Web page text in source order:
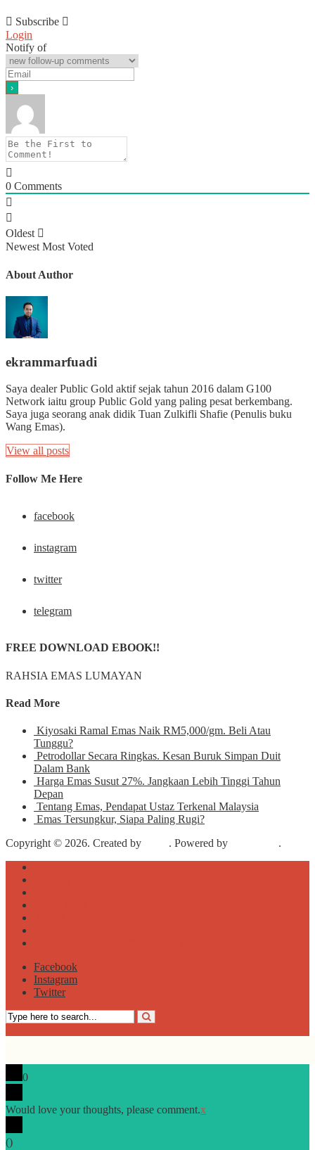
Subscribe
Login
Notify of
0 Comments
Oldest
Newest Most Voted
About Author
ekrammarfuadi
Saya dealer Public Gold aktif sejak tahun 2016 dalam G100
Network iaitu group Public Gold yang paling pesat berkembang.
Saya juga seorang anak didik Tuan Zulkifli Shafie (Penulis buku
Wang Emas).
View all posts
Follow Me Here
facebook
instagram
twitter
telegram
FREE DOWNLOAD EBOOK!!
RAHSIA EMAS LUMAYAN
Read More
Kiyosaki Ramal Emas Naik RM5,000/gm. Beli Atau
Tunggu?
Petrodollar Secara Ringkas. Kesan Buruk Simpan Duit
Dalam Bank
Harga Emas Susut 27%. Jangkaan Lebih Tinggi Tahun
Depan
Tentang Emas, Pendapat Ustaz Terkenal Malaysia
Emas Tersungkur, Siapa Paling Rugi?
Copyright © 2026. Created by
. Powered by
.
Facebook
Instagram
Twitter
0
Would love your thoughts, please comment.x
()